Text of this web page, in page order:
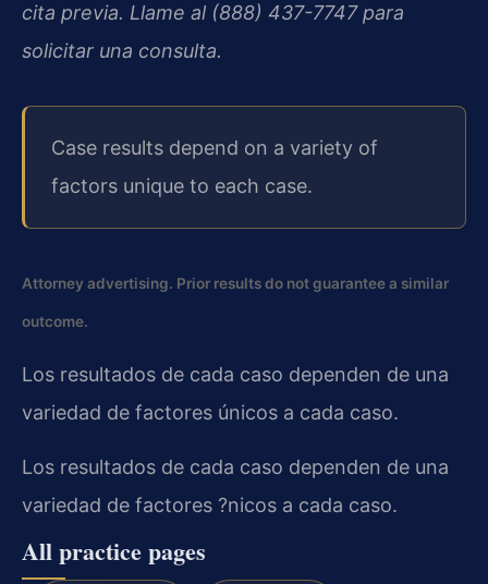
cita previa. Llame al (888) 437-7747 para
solicitar una consulta.
Case results depend on a variety of
factors unique to each case.
Attorney advertising. Prior results do not guarantee a similar
outcome.
Los resultados de cada caso dependen de una
variedad de factores únicos a cada caso.
Los resultados de cada caso dependen de una
variedad de factores ?nicos a cada caso.
All practice pages